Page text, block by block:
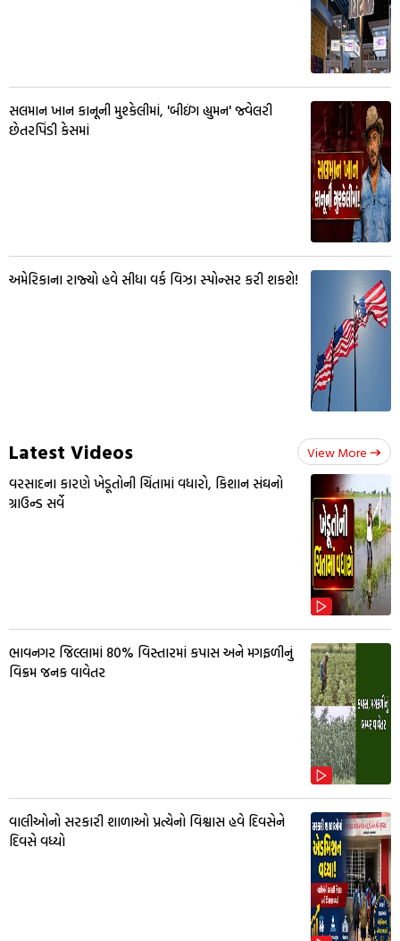
સલમાન ખાન કાનૂની મુશ્કેલીમાં, 'બીઇંગ હ્યુમન' જ્વેલરી
છેતરપિંડી કેસમાં
અમેરિકાના રાજ્યો હવે સીધા વર્ક વિઝા સ્પોન્સર કરી શકશે!
Latest Videos View More
વરસાદના કારણે ખેડૂતોની ચિંતામાં વધારો, કિશાન સંઘનો
ગ્રાઉન્ડ સર્વે
ભાવનગર જિલ્લામાં 80% વિસ્તારમાં કપાસ અને મગફળીનું
વિક્રમ જનક વાવેતર
વાલીઓનો સરકારી શાળાઓ પ્રત્યેનો વિશ્વાસ હવે દિવસેને
દિવસે વધ્યો